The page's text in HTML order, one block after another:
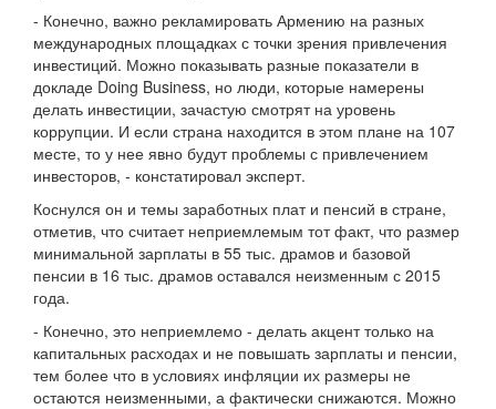
- Конечно, важно рекламировать Армению на разных
международных площадках с точки зрения привлечения
инвестиций. Можно показывать разные показатели в
докладе Doing Business, но люди, которые намерены
делать инвестиции, зачастую смотрят на уровень
коррупции. И если страна находится в этом плане на 107
месте, то у нее явно будут проблемы с привлечением
инвесторов, - констатировал эксперт.
Коснулся он и темы заработных плат и пенсий в стране,
отметив, что считает неприемлемым тот факт, что размер
минимальной зарплаты в 55 тыс. драмов и базовой
пенсии в 16 тыс. драмов оставался неизменным с 2015
года.
- Конечно, это неприемлемо - делать акцент только на
капитальных расходах и не повышать зарплаты и пенсии,
тем более что в условиях инфляции их размеры не
остаются неизменными, а фактически снижаются. Можно